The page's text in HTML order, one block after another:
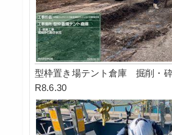
型枠置き場テント倉庫 掘削・
R8.6.30